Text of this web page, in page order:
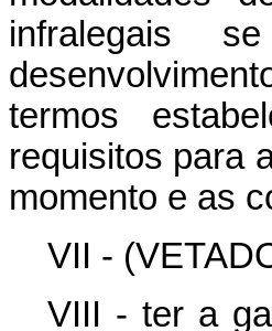
infralegais
termos
requisitos para
momento e as
VII -
VIII - ter a